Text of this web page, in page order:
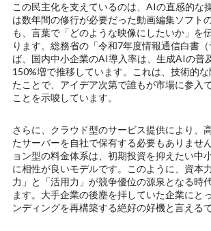
この民主化を支えているのは、AIの直感的な
は数年間の修行が必要だった動画編集ソフト
も、言葉で「どのような映像にしたいか」を
ります。総務省の「令和7年度情報通信白書
ば、国内中小企業のAI導入率は、生成AIの普
150%増で推移しています。これは、技術的
たことで、アイデア次第で誰もが市場に参入
ことを示唆しています。
さらに、クラウド型のサービス提供により、
たサーバーを自社で保有する必要もありませ
ョン型の料金体系は、初期投資を抑えたい中
に相性が良いモデルです。このように、資本
力」と「活用力」が競争優位の源泉となる時
ます。大手企業の後塵を拝していた企業にと
ンディングを再構築する絶好の好機と言えるで